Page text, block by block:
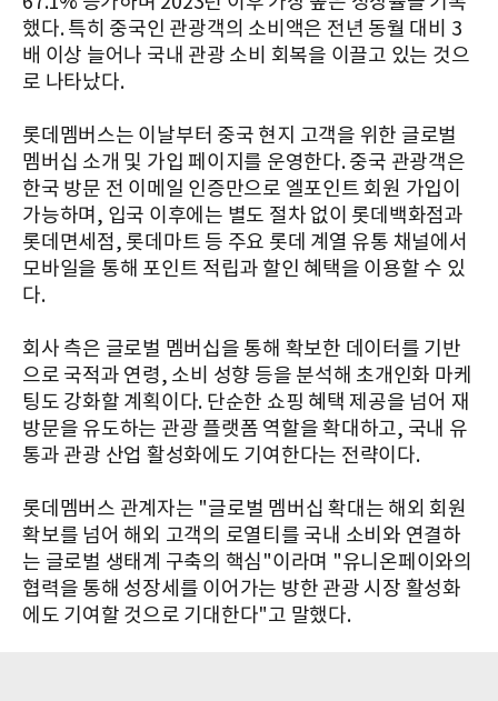
했다. 특히 중국인 관광객의 소비액은 전년 동월 대비 3
배 이상 늘어나 국내 관광 소비 회복을 이끌고 있는 것으
로 나타났다.
롯데멤버스는 이날부터 중국 현지 고객을 위한 글로벌
멤버십 소개 및 가입 페이지를 운영한다. 중국 관광객은
한국 방문 전 이메일 인증만으로 엘포인트 회원 가입이
가능하며, 입국 이후에는 별도 절차 없이 롯데백화점과
롯데면세점, 롯데마트 등 주요 롯데 계열 유통 채널에서
모바일을 통해 포인트 적립과 할인 혜택을 이용할 수 있
다.
회사 측은 글로벌 멤버십을 통해 확보한 데이터를 기반
으로 국적과 연령, 소비 성향 등을 분석해 초개인화 마케
팅도 강화할 계획이다. 단순한 쇼핑 혜택 제공을 넘어 재
방문을 유도하는 관광 플랫폼 역할을 확대하고, 국내 유
통과 관광 산업 활성화에도 기여한다는 전략이다.
롯데멤버스 관계자는 "글로벌 멤버십 확대는 해외 회원
확보를 넘어 해외 고객의 로열티를 국내 소비와 연결하
는 글로벌 생태계 구축의 핵심"이라며 "유니온페이와의
협력을 통해 성장세를 이어가는 방한 관광 시장 활성화
에도 기여할 것으로 기대한다"고 말했다.